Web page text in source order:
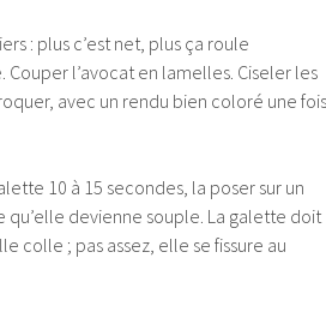
: plus c’est net, plus ça roule
l’avocat en lamelles. Ciseler les
avec un rendu bien coloré une fois
10 à 15 secondes, la poser sur un
devienne souple. La galette doit
colle ; pas assez, elle se fissure au